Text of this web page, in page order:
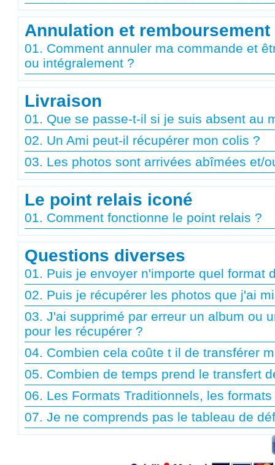
Annulation et remboursement
01. Comment annuler ma commande et
ou intégralement ?
Livraison
01. Que se passe-t-il si je suis absent au
02. Un Ami peut-il récupérer mon colis ?
03. Les photos sont arrivées abîmées et/
Le point relais iconé
01. Comment fonctionne le point relais ?
Questions diverses
01. Puis je envoyer n'importe quel format
02. Puis je récupérer les photos que j'ai
03. J'ai supprimé par erreur un album ou
pour les récupérer ?
04. Combien cela coûte t il de transférer
05. Combien de temps prend le transfert
06. Les Formats Traditionnels, les
07. Je ne comprends pas le tableau de